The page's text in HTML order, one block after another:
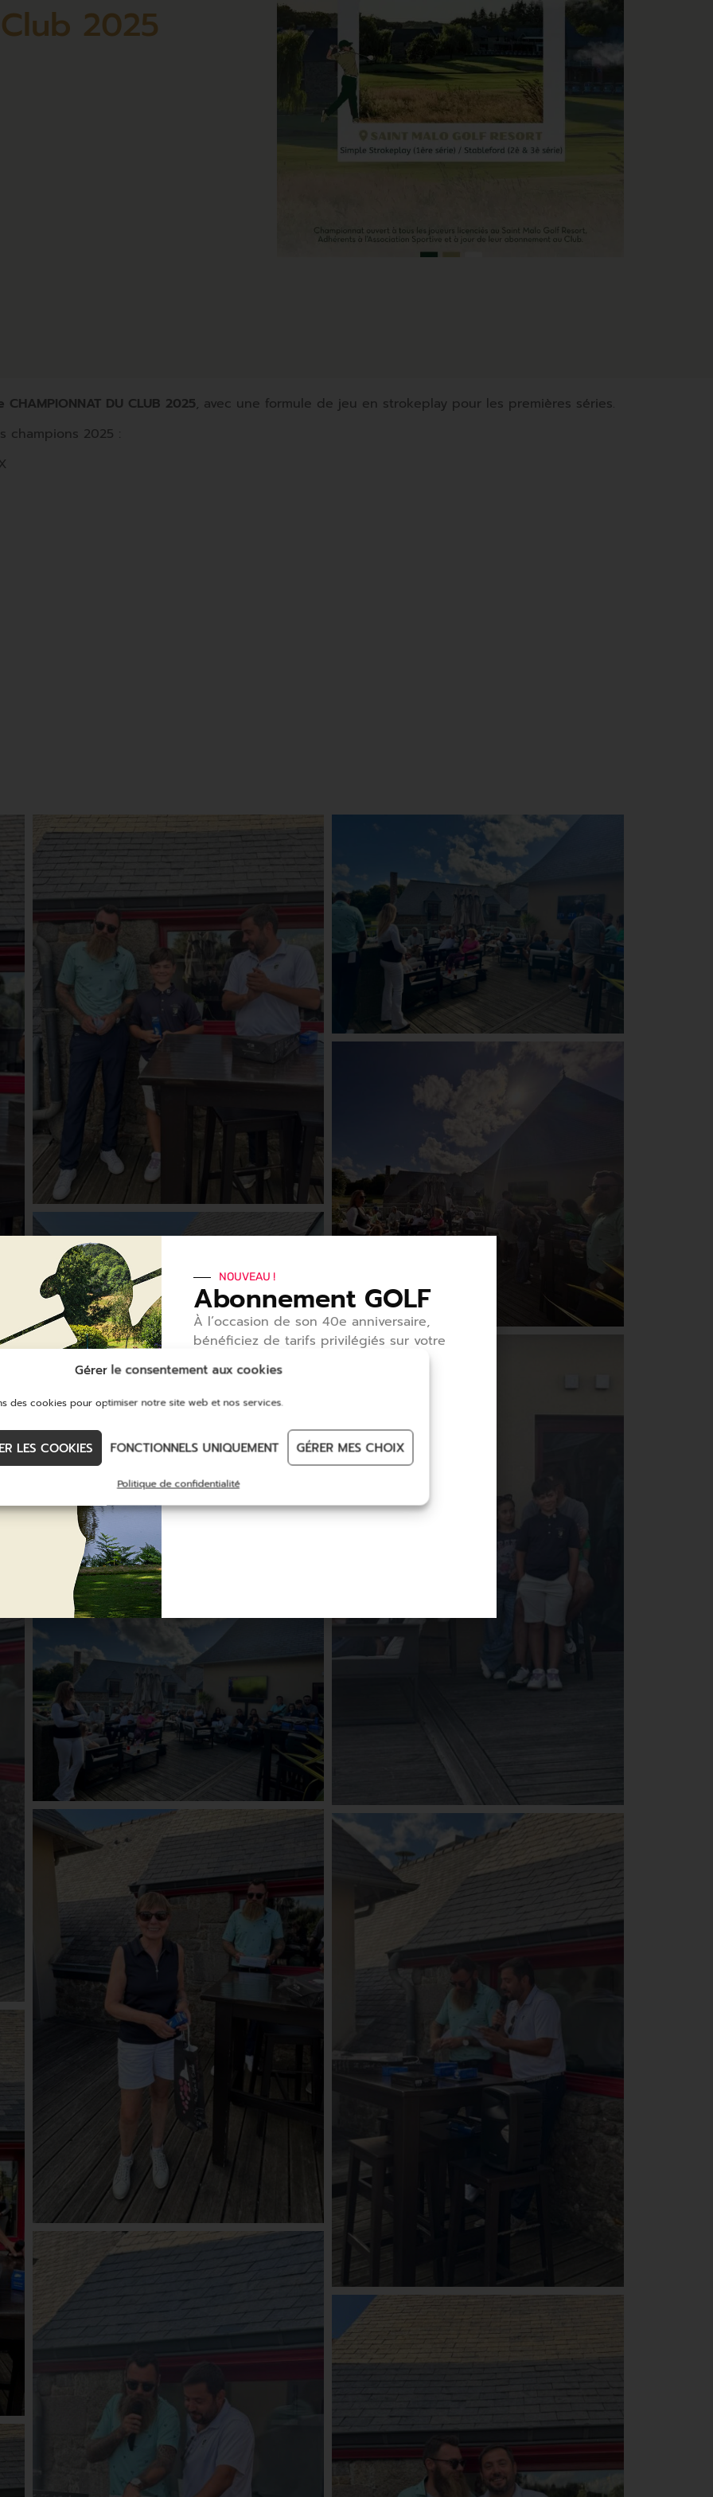
Gérer le consentement aux cookies
des cookies pour optimiser notre site web et nos services.
LES COOKIES FONCTIONNELS UNIQUEMENT GÉRER MES CHOIX
Politique de confidentialité
2025
DU CLUB 2025, avec une formule de jeu en strokeplay pour les premières séries.
champions 2025 :
NOUVEAU !
Abonnement GOLF
À l’occasion de son 40e anniversaire,
bénéficiez de tarifs privilégiés sur votre
er
abonnement pour découvrir ou
redécouvrir notre golf et tous ses
services.